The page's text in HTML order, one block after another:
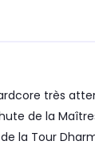
très
de la
la Tour